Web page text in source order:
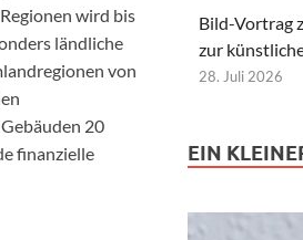
wird bis
ländliche
von
20
finanzielle
Bild-Vortrag
zur
28. Juli 2026
EIN